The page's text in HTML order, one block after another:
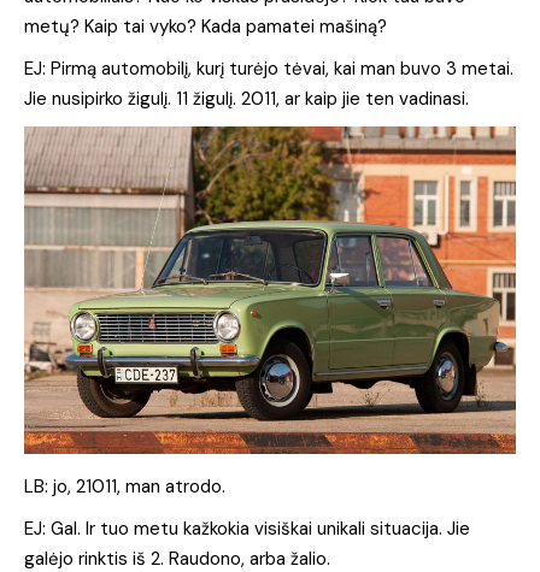
metų? Kaip tai vyko? Kada pamatei mašiną?
EJ: Pirmą automobilį, kurį turėjo tėvai, kai man buvo 3 metai.
Jie nusipirko žigulį. 11 žigulį. 2011, ar kaip jie ten vadinasi.
LB: jo, 21011, man atrodo.
EJ: Gal. Ir tuo metu kažkokia visiškai unikali situacija. Jie
galėjo rinktis iš 2. Raudono, arba žalio.